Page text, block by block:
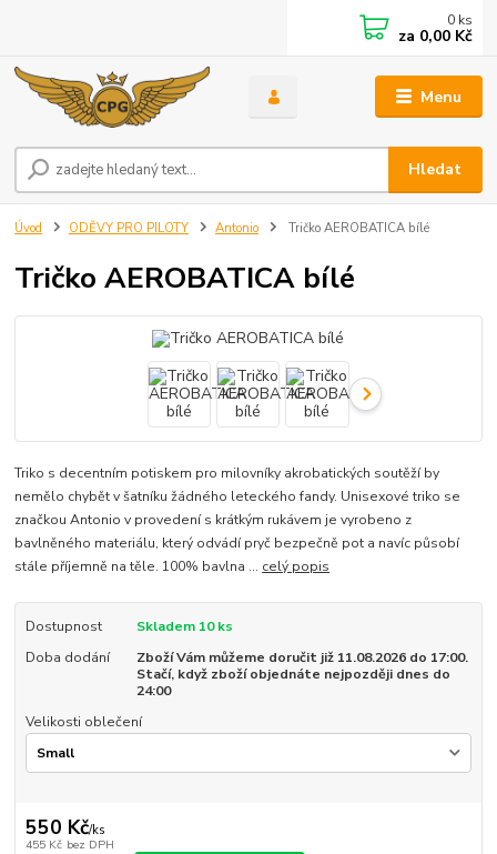
Menu
Hledat
0 ks
za 0,00 Kč
Úvod ODĚVY PRO PILOTY Antonio Tričko AEROBATICA bílé
Tričko AEROBATICA bílé
Triko s decentním potiskem pro milovníky akrobatických soutěží by
nemělo chybět v šatníku žádného leteckého fandy. Unisexové triko se
značkou Antonio v provedení s krátkým rukávem je vyrobeno z
bavlněného materiálu, který odvádí pryč bezpečně pot a navíc působí
stále příjemně na těle. 100% bavlna ... celý popis
Dostupnost
Skladem 10 ks
Doba dodání
Zboží Vám můžeme doručit již 11.08.2026 do 17:00.
Stačí, když zboží objednáte nejpozději dnes do
24:00
Velikosti oblečení
550 Kč/ks
455 Kč bez DPH